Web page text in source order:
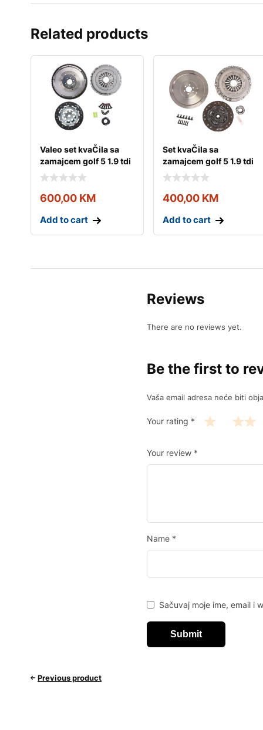
Related products
Valeo set kvaČila sa
zamajcem golf 5 1.9 tdi
valeo
600,00 KM
Add to cart
Set kvaČila sa
zamajcem golf 5 1.9 tdi
400,00 KM
Add to cart
Reviews
There are no reviews yet.
Be the first to
Vaša email adresa neće biti
Your rating *
Your review *
Name *
Sačuvaj moje ime, email i
Previous product